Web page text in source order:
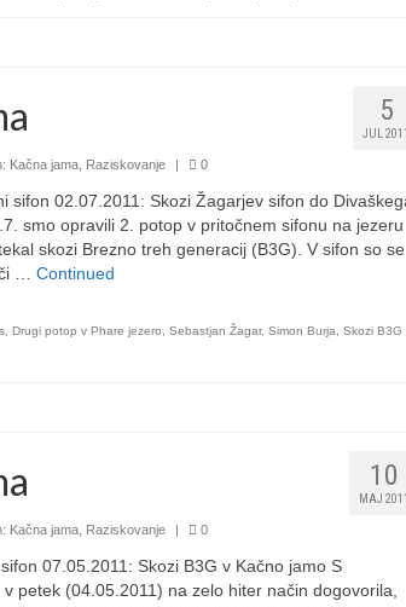
5
JUL 2011
Kačna jama, Raziskovanje | 0
sifon 02.07.2011: Skozi Žagarjev sifon do
smo opravili 2. potop v pritočnem sifonu na jezeru
skozi Brezno treh generacij (B3G). V sifon so se
… Continued
, Drugi potop v Phare jezero Sebastjan Žagar, Simon Burja
Skozi B3G
10
MAJ 2011
Kačna jama, Raziskovanje | 0
07.05.2011: Skozi B3G v Kačno jamo S
petek (04.05.2011) na zelo hiter način dogovorila,